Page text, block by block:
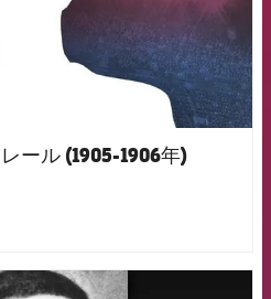
ール (1905-1906年)
FCB Barcelona badge